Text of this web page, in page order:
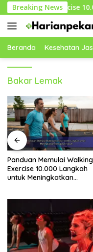
Langsung
ke
konten
Breaking News
Exercise 10.000
Beranda Kesehatan
Bakar Lemak
Strategi Menumbuhkan
Pikiran Positif dalam
Menghadapi Tantangan